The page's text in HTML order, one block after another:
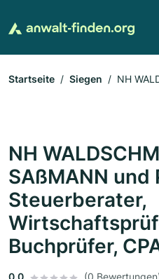
Startseite Siegen
NH
NH
SAßMANN und
Steuerberater,
Buchprüfer,